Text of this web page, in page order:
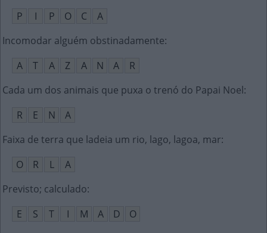
P
I P O C
A
Incomodar alguém obstinadamente:
A
T A Z A N A
R
Cada um dos animais que puxa o trenó do Papai Noel:
R
E N
A
Faixa de terra que ladeia um rio, lago, lagoa, mar:
O
R L
A
Previsto; calculado:
E
S T I M A D
O